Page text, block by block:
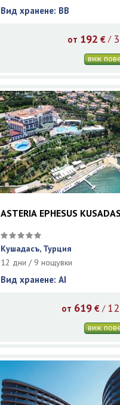
Вид хранене: BB
от 192 € /
виж
ASTERIA EPHESUS
Кушадасъ, Турция
12 дни / 9 нощувки
Вид хранене: AI
от 619 € /
виж